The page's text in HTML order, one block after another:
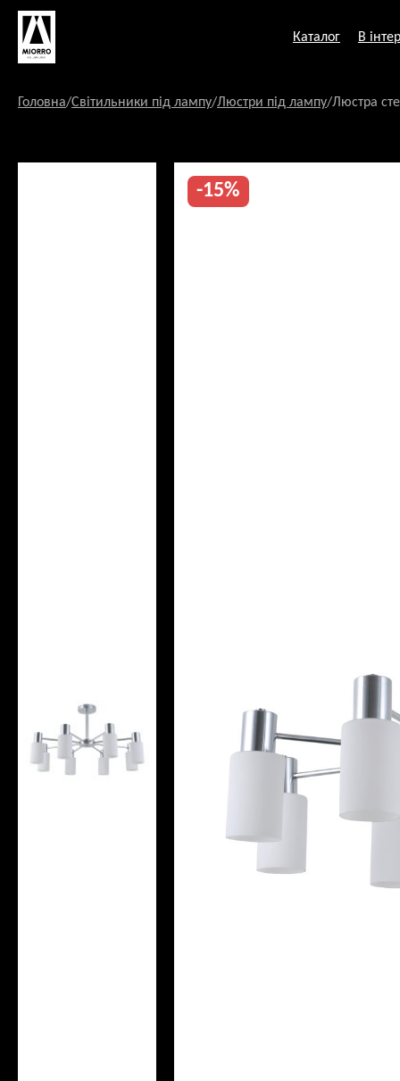
Перейти
змісту
Каталог В
Головна/Світильники під лампу/Люстри під лампу/Люстра
-15%